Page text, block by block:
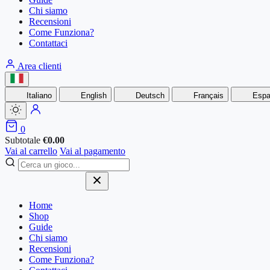
Chi siamo
Recensioni
Come Funziona?
Contattaci
Area clienti
Italiano English Deutsch Français
0
Subtotale €0.00
Vai al carrello Vai al pagamento
Home
Shop
Guide
Chi siamo
Recensioni
Come Funziona?